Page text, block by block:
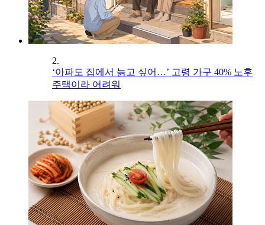
2.
‘아파도 집에서 늙고 싶어…’ 고령 가구 40% 노후
주택이라 어려워